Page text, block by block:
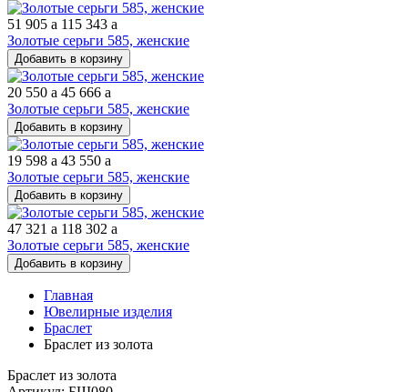
51 905 a 115 343 a
Золотые серьги 585, женские
Добавить в корзину
20 550 a 45 666 a
Золотые серьги 585, женские
Добавить в корзину
19 598 a 43 550 a
Золотые серьги 585, женские
Добавить в корзину
47 321 a 118 302 a
Золотые серьги 585, женские
Добавить в корзину
Главная
Ювелирные изделия
Браслет
Браслет из золота
Браслет из золота